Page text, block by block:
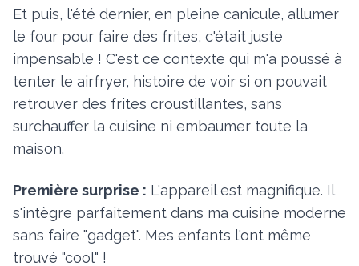
Et puis, l'été dernier, en pleine canicule, allumer
le four pour faire des frites, c'était juste
impensable ! C'est ce contexte qui m'a poussé à
tenter le airfryer, histoire de voir si on pouvait
retrouver des frites croustillantes, sans
surchauffer la cuisine ni embaumer toute la
maison.
Première surprise : L'appareil est magnifique. Il
s'intègre parfaitement dans ma cuisine moderne
sans faire "gadget". Mes enfants l'ont même
trouvé "cool" !